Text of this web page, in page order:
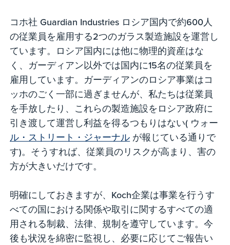
コホ社 Guardian Industries ロシア国内で約600人
の従業員を雇用する2つのガラス製造施設を運営し
ています。ロシア国内には他に物理的資産はな
く、ガーディアン以外では国内に15名の従業員を
雇用しています。ガーディアンのロシア事業はコ
ッホのごく一部に過ぎませんが、私たちは従業員
を手放したり、これらの製造施設をロシア政府に
引き渡して運営し利益を得るつもりはない( ウォー
ル・ストリート・ジャーナル が報じている通りで
す)。そうすれば、従業員のリスクが高まり、害の
方が大きいだけです。
明確にしておきますが、Koch企業は事業を行うす
べての国における関係や取引に関するすべての適
用される制裁、法律、規制を遵守しています。今
後も状況を綿密に監視し、必要に応じてご報告い